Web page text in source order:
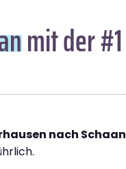
mit der #1
nach Schaan